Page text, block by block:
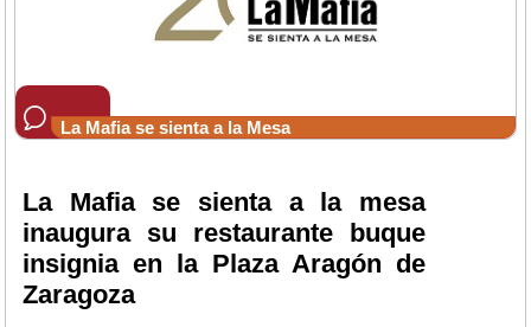
La Mafia se sienta a la Mesa
La Mafia se sienta a la mesa
inaugura su restaurante buque
insignia en la Plaza Aragón de
Zaragoza